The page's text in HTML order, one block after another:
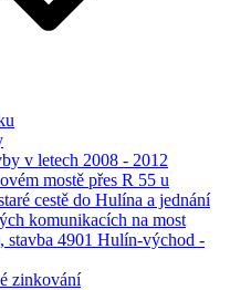
v letech 2008 - 2012
mostě přes R 55 u
cestě do Hulína a jednání
komunikacích na most
stavba 4901 Hulín-východ -
zinkování